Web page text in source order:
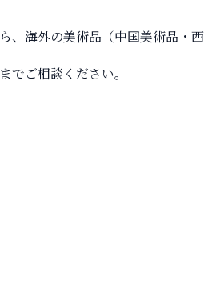
、海外の美術品（中国美術品・西
でご相談ください。